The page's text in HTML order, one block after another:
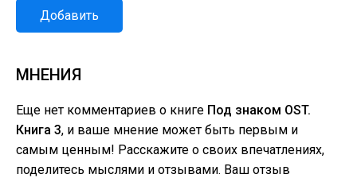
Добавить
МНЕНИЯ
Еще нет комментариев о книге Под знаком OST.
Книга 3, и ваше мнение может быть первым и
самым ценным! Расскажите о своих впечатлениях,
поделитесь мыслями и отзывами. Ваш отзыв